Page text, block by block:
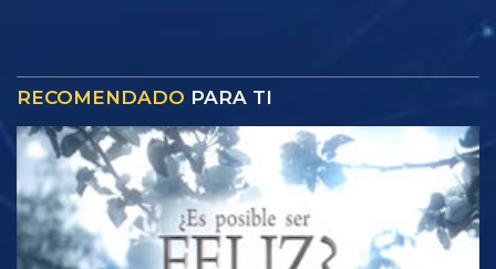
RECOMENDADO PARA TI